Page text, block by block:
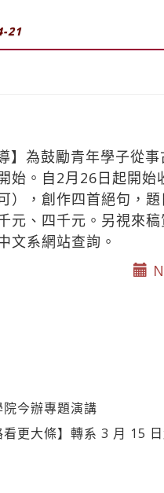
21
】為鼓勵青年學子從
始。自2月26日起開
），創作四首絕句，
元、四千元。另視來
文系網站查詢。
今辦專題演講
更大條】轉系 3 月 15